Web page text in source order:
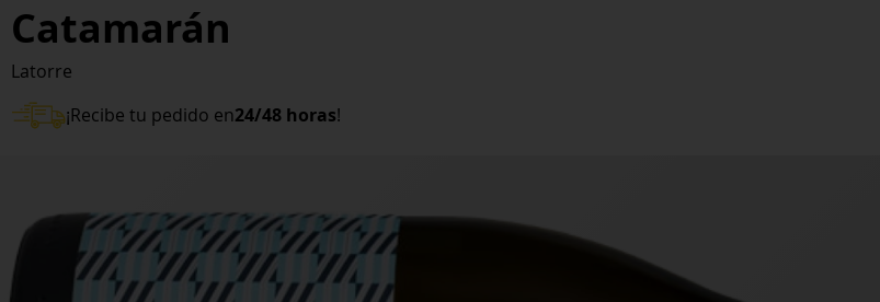
Catamarán
Latorre
¡Recibe tu pedido en24/48 horas!